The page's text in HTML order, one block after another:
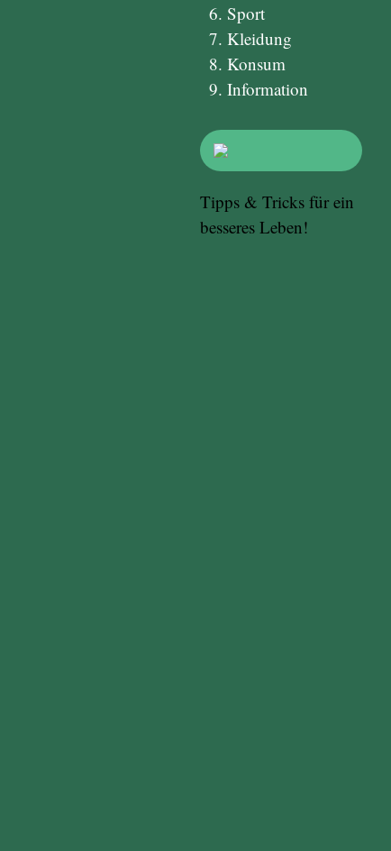
Sport
Kleidung
Konsum
Information
Tipps & Tricks für ein
besseres Leben!